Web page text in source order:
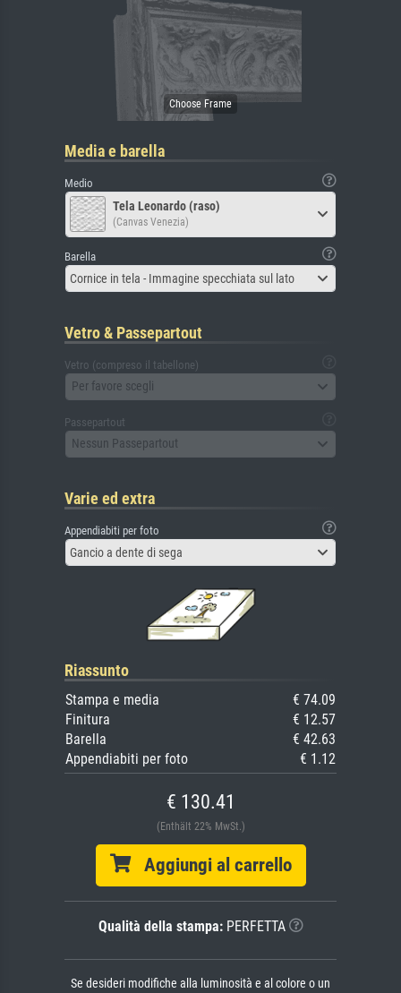
Media e barella
Medio
Tela Leonardo (raso)
(Canvas Venezia)
Barella
Cornice in tela - Immagine specchiata sul lato
Vetro & Passepartout
Vetro (compreso il tabellone)
Per favore scegli
Passepartout
Nessun Passepartout
Varie ed extra
Appendiabiti per foto
Gancio a dente di sega
Riassunto
Stampa e media
€ 74.09
Finitura
€ 12.57
Barella
€ 42.63
Appendiabiti per foto
€ 1.12
€ 130.41
(Enthält 22% MwSt.)
Aggiungi al carrello
Qualità della stampa:PERFETTA
Se desideri modifiche alla luminosità e al colore o un